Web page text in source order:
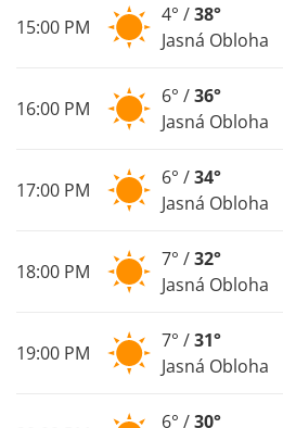
15:00 PM
4° /38°
Jasná Obloha
16:00 PM
6° /36°
Jasná Obloha
17:00 PM
6° /34°
Jasná Obloha
18:00 PM
7° /32°
Jasná Obloha
19:00 PM
7° /31°
Jasná Obloha
6° /30°